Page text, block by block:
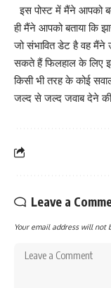
इस पोस्ट में मैंने आपको
ही मैंने आपको बताया कि
जो संभावित डेट है वह
सकते हैं फिलहाल के लिए
किसी भी तरह के कोई
जल्द से जल्द जवाब देने
Leave a
Your email address will not